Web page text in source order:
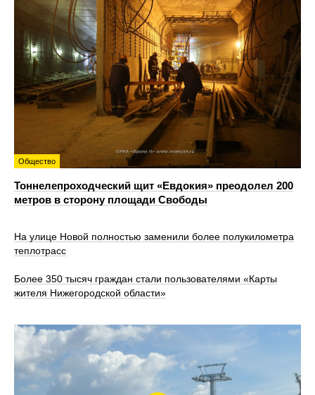
Общество
Тоннелепроходческий щит «Евдокия» преодолел 200
метров в сторону площади Свободы
На улице Новой полностью заменили более полукилометра
теплотрасс
Более 350 тысяч граждан стали пользователями «Карты
жителя Нижегородской области»